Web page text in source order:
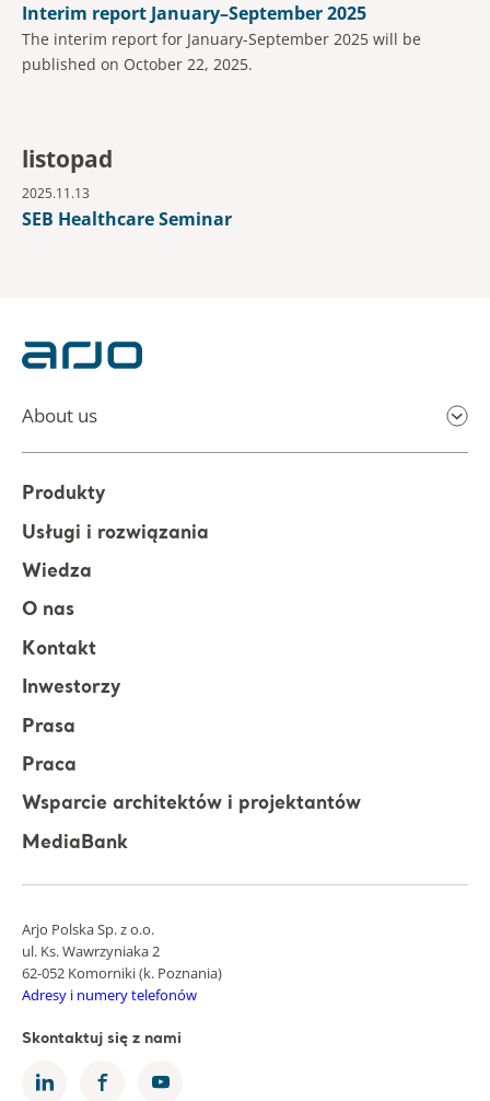
Interim report January–September 2025
The interim report for January-September 2025 will be
published on October 22, 2025.
listopad
2025.11.13
SEB Healthcare Seminar
About us
Produkty
Usługi i rozwiązania
Wiedza
O nas
Kontakt
Inwestorzy
Prasa
Praca
Wsparcie architektów i projektantów
MediaBank
Arjo Polska Sp. z o.o.
ul. Ks. Wawrzyniaka 2
62-052 Komorniki (k. Poznania)
Adresy i numery telefonów
Skontaktuj się z nami